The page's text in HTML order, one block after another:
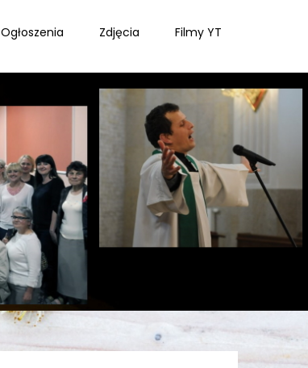
Ogłoszenia Zdjęcia Filmy YT